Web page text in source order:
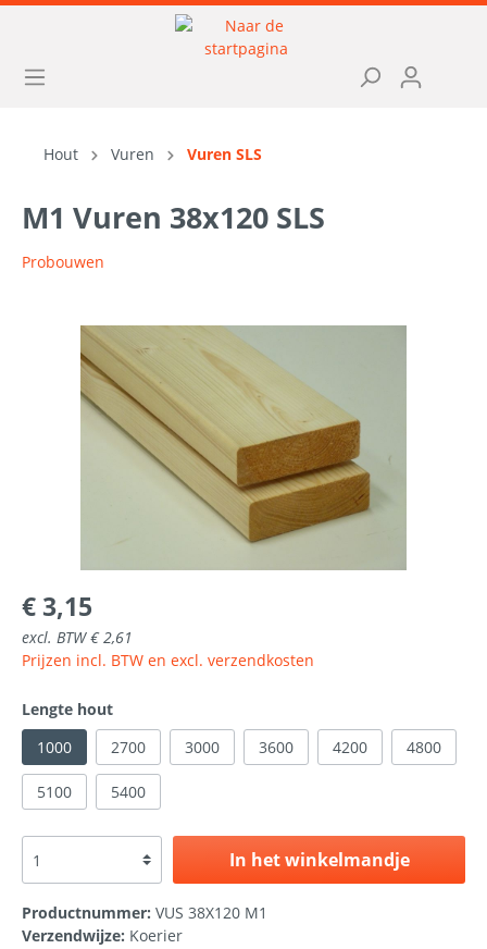
Hout Vuren Vuren SLS
M1 Vuren 38x120 SLS
Probouwen
€ 3,15
excl. BTW € 2,61
Prijzen incl. BTW en excl. verzendkosten
Lengte hout
1000
2700 3000 3600 4200 4800
5100 5400
In het winkelmandje
Productnummer: VUS 38X120 M1
Verzendwijze: Koerier